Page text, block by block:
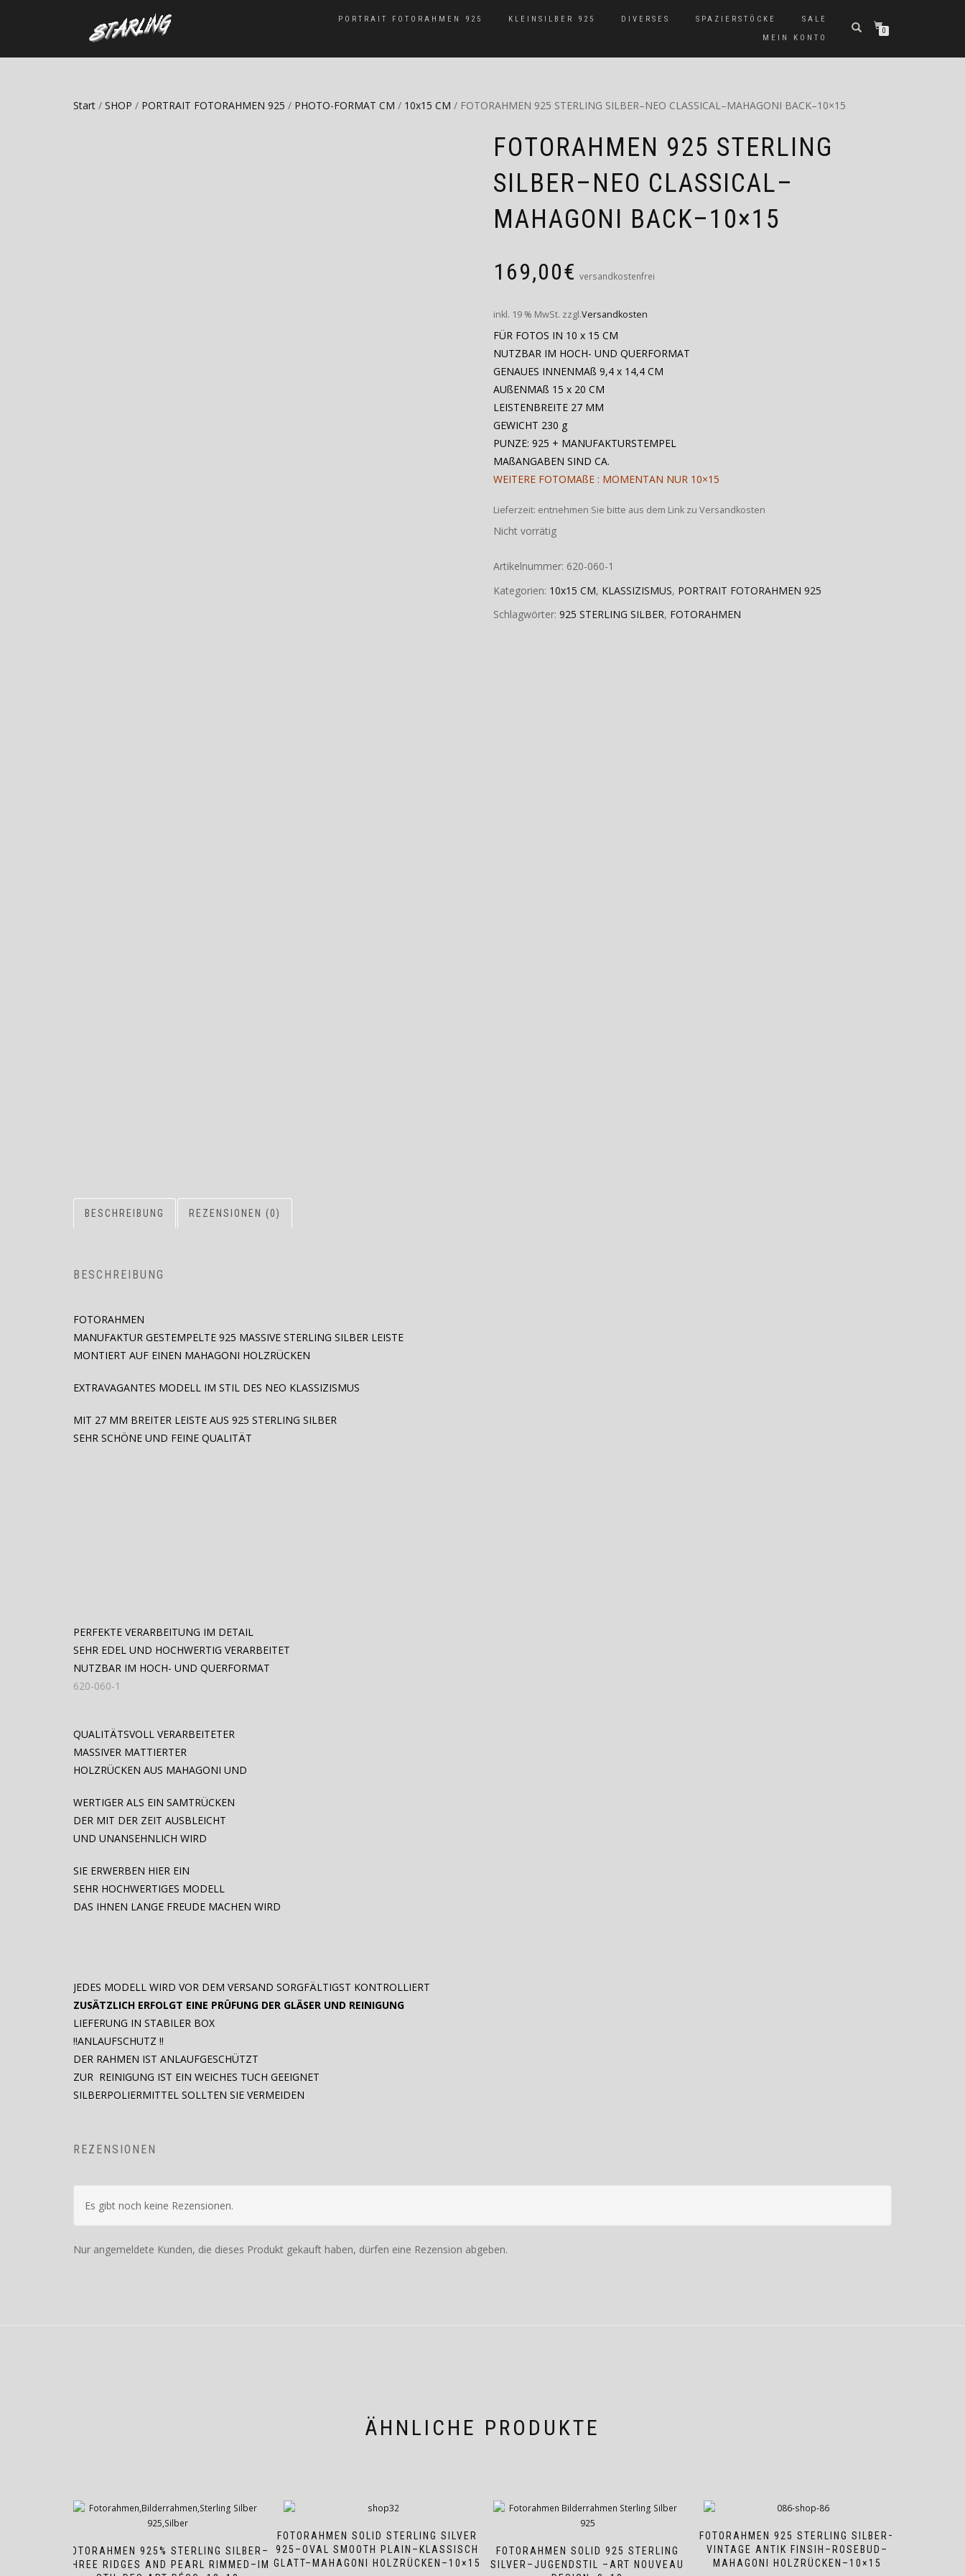
PORTRAIT FOTORAHMEN 925 KLEINSILBER 925 DIVERSES SPAZIERSTÖCKE
SALE
MEIN KONTO
0
Start / SHOP / PORTRAIT FOTORAHMEN 925 / PHOTO-FORMAT CM / 10x15 CM / FOTORAHMEN 925 STERLING SILBER–NEO CLASSICAL–MAHAGONI BACK–10×15
FOTORAHMEN 925 STERLING
SILBER–NEO CLASSICAL–
MAHAGONI BACK–10×15
169,00€ versandkostenfrei
inkl. 19 % MwSt. zzgl.Versandkosten
FÜR FOTOS IN 10 x 15 CM
NUTZBAR IM HOCH- UND QUERFORMAT
GENAUES INNENMAß 9,4 x 14,4 CM
AUßENMAß 15 x 20 CM
LEISTENBREITE 27 MM
GEWICHT 230 g
PUNZE: 925 + MANUFAKTURSTEMPEL
MAßANGABEN SIND CA.
WEITERE FOTOMAßE : MOMENTAN NUR 10×15
Lieferzeit: entnehmen Sie bitte aus dem Link zu Versandkosten
Nicht vorrätig
Artikelnummer: 620-060-1
Kategorien: 10x15 CM, KLASSIZISMUS, PORTRAIT FOTORAHMEN 925
Schlagwörter: 925 STERLING SILBER, FOTORAHMEN
BESCHREIBUNG REZENSIONEN (0)
BESCHREIBUNG
FOTORAHMEN
MANUFAKTUR GESTEMPELTE 925 MASSIVE STERLING SILBER LEISTE
MONTIERT AUF EINEN MAHAGONI HOLZRÜCKEN
EXTRAVAGANTES MODELL IM STIL DES NEO KLASSIZISMUS
MIT 27 MM BREITER LEISTE AUS 925 STERLING SILBER
SEHR SCHÖNE UND FEINE QUALITÄT
PERFEKTE VERARBEITUNG IM DETAIL
SEHR EDEL UND HOCHWERTIG VERARBEITET
NUTZBAR IM HOCH- UND QUERFORMAT
620-060-1
QUALITÄTSVOLL VERARBEITETER
MASSIVER MATTIERTER
HOLZRÜCKEN AUS MAHAGONI UND
WERTIGER ALS EIN SAMTRÜCKEN
DER MIT DER ZEIT AUSBLEICHT
UND UNANSEHNLICH WIRD
SIE ERWERBEN HIER EIN
SEHR HOCHWERTIGES MODELL
DAS IHNEN LANGE FREUDE MACHEN WIRD
JEDES MODELL WIRD VOR DEM VERSAND SORGFÄLTIGST KONTROLLIERT
ZUSÄTZLICH ERFOLGT EINE PRÜFUNG DER GLÄSER UND REINIGUNG
LIEFERUNG IN STABILER BOX
!!ANLAUFSCHUTZ !!
DER RAHMEN IST ANLAUFGESCHÜTZT
ZUR REINIGUNG IST EIN WEICHES TUCH GEEIGNET
SILBERPOLIERMITTEL SOLLTEN SIE VERMEIDEN
REZENSIONEN
Es gibt noch keine Rezensionen.
Nur angemeldete Kunden, die dieses Produkt gekauft haben, dürfen eine Rezension abgeben.
ÄHNLICHE PRODUKTE
FOTORAHMEN 925% STERLING SILBER–
THREE RIDGES AND PEARL RIMMED–IM
FOTORAHMEN SOLID STERLING SILVER
925–OVAL SMOOTH PLAIN–KLASSISCH
GLATT–MAHAGONI HOLZRÜCKEN–10×15
FOTORAHMEN SOLID 925 STERLING
SILVER–JUGENDSTIL –ART NOUVEAU
FOTORAHMEN 925 STERLING SILBER–
VINTAGE ANTIK FINSIH–ROSEBUD–
MAHAGONI HOLZRÜCKEN–10×15